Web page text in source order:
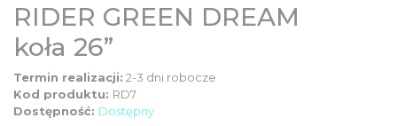
ODZIEŻ
AKCESORIA
RIDER GREEN DREAM
koła 26”
Kod produktu: RD7
Termin realizacji: 2-3 dni robocze
Dostępność: Dostępny